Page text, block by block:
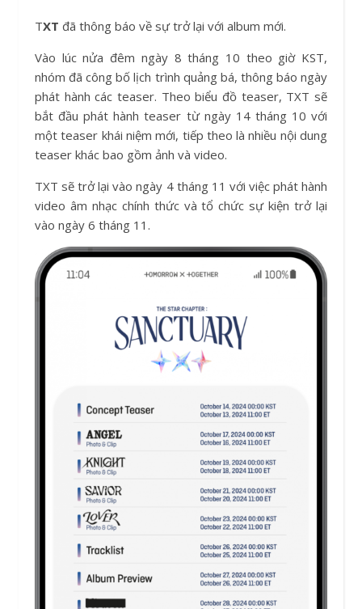
TXT đã thông báo về sự trở lại với album mới.
Vào lúc nửa đêm ngày 8 tháng 10 theo giờ KST,
nhóm đã công bố lịch trình quảng bá, thông báo ngày
phát hành các teaser. Theo biểu đồ teaser, TXT sẽ
bắt đầu phát hành teaser từ ngày 14 tháng 10 với
một teaser khái niệm mới, tiếp theo là nhiều nội dung
teaser khác bao gồm ảnh và video.
TXT sẽ trở lại vào ngày 4 tháng 11 với việc phát hành
video âm nhạc chính thức và tổ chức sự kiện trở lại
vào ngày 6 tháng 11.